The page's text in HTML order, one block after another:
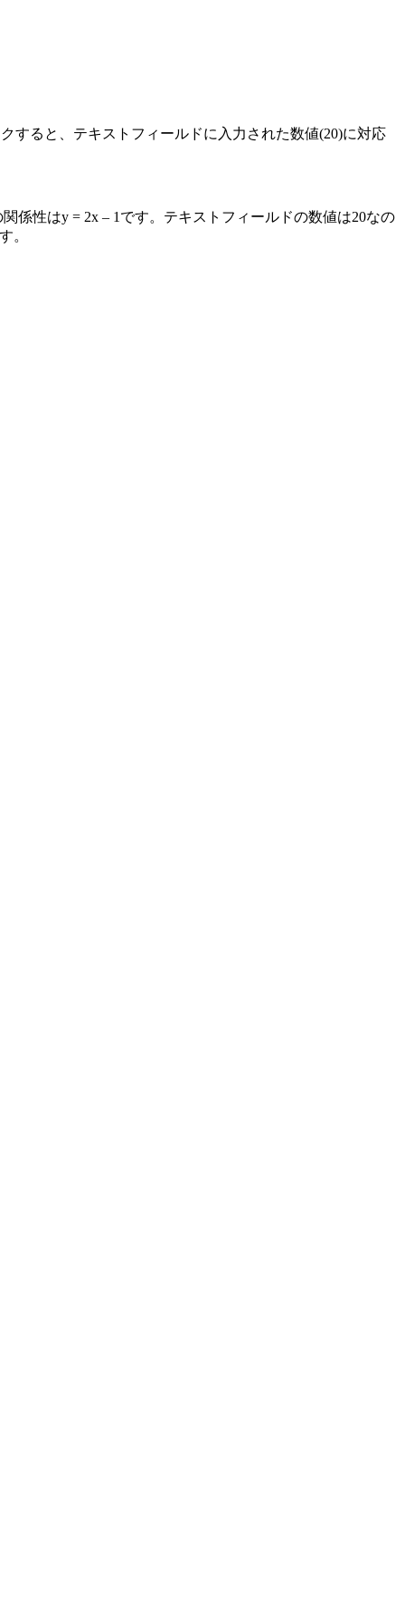
すると、テキストフィールドに入力された数値(20)に対応
係性はy = 2x – 1です。テキストフィールドの数値は20なの
。